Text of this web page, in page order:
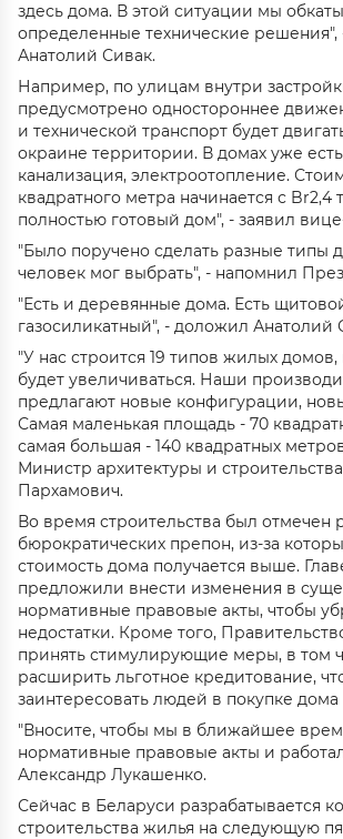
здесь дома. В этой ситуации мы
определенные технические
Анатолий Сивак.
Например, по улицам внутри
предусмотрено одностороннее
и технической транспорт будет
окраине территории. В домах уже
канализация, электроотопление.
квадратного метра начинается с Br2,4
полностью готовый дом", - заявил
"Было поручено сделать разные типы
человек мог выбрать", - напомнил
"Есть и деревянные дома. Есть
газосиликатный", - доложил Анатолий
"У нас строится 19 типов жилых
будет увеличиваться. Наши
предлагают новые конфигурации,
Самая маленькая площадь - 70
самая большая - 140 квадратных
Министр архитектуры и
Пархамович.
Во время строительства был отмечен
бюрократических препон, из-за
стоимость дома получается выше.
предложили внести изменения в
нормативные правовые акты, чтобы
недостатки. Кроме того,
принять стимулирующие меры, в том
расширить льготное кредитование,
заинтересовать людей в покупке дома
"Вносите, чтобы мы в ближайшее
нормативные правовые акты и
Александр Лукашенко.
Сейчас в Беларуси разрабатывается
строительства жилья на следующую